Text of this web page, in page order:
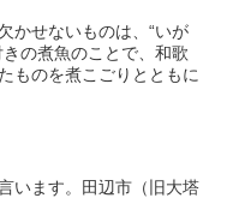
かせないものは、“いが
の煮魚のことで、和歌
ものを煮こごりとともに
います。田辺市（旧大塔